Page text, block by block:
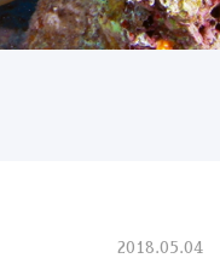
2018.05.04